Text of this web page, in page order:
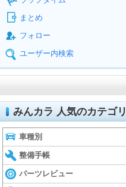
まとめ
フォロー
ユーザー内検索
みんカラ 人気のカテゴリ
車種別
整備手帳
パーツレビュー